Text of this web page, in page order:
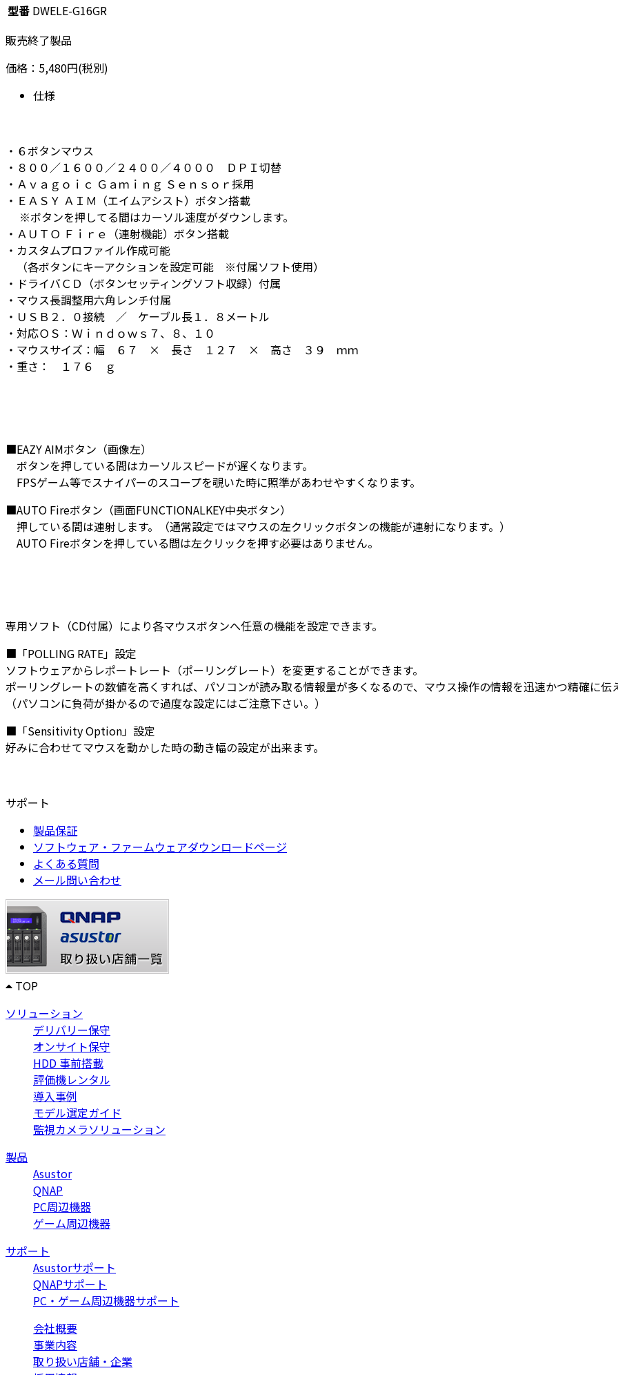
型番 DWELE-G16GR
販売終了製品
価格：5,480円(税別)
仕様
・６ボタンマウス
・８００／１６００／２４００／４０００ ＤＰＩ切替
・Ａｖａｇｏｉｃ Ｇａｍｉｎｇ Ｓｅｎｓｏｒ採用
・ＥＡＳＹ ＡＩＭ（エイムアシスト）ボタン搭載
※ボタンを押してる間はカーソル速度がダウンします。
・ＡＵＴＯ Ｆｉｒｅ（連射機能）ボタン搭載
・カスタムプロファイル作成可能
（各ボタンにキーアクションを設定可能 ※付属ソフト使用）
・ドライバＣＤ（ボタンセッティングソフト収録）付属
・マウス長調整用六角レンチ付属
・ＵＳＢ２．０接続 ／ ケーブル長１．８メートル
・対応ＯＳ：Ｗｉｎｄｏｗｓ７、８、１０
・マウスサイズ：幅 ６７ × 長さ １２７ × 高さ ３９ ｍｍ
・重さ： １７６ ｇ
■EAZY AIMボタン（画像左）
ボタンを押している間はカーソルスピードが遅くなります。
FPSゲーム等でスナイパーのスコープを覗いた時に照準があわせやすくなります。
■AUTO Fireボタン（画面FUNCTIONALKEY中央ボタン）
押している間は連射します。（通常設定ではマウスの左クリックボタンの機能が連射になります。）
AUTO Fireボタンを押している間は左クリックを押す必要はありません。
専用ソフト（CD付属）により各マウスボタンへ任意の機能を設定できます。
■「POLLING RATE」設定
ソフトウェアからレポートレート（ポーリングレート）を変更することができます。
ポーリングレートの数値を高くすれば、パソコンが読み取る情報量が多くなるので、マウス操作の情報を迅速かつ精確に伝
（パソコンに負荷が掛かるので過度な設定にはご注意下さい。）
■「Sensitivity Option」設定
好みに合わせてマウスを動かした時の動き幅の設定が出来ます。
サポート
製品保証
ソフトウェア・ファームウェアダウンロードページ
よくある質問
メール問い合わせ
TOP
ソリューション
デリバリー保守
オンサイト保守
HDD 事前搭載
評価機レンタル
導入事例
モデル選定ガイド
監視カメラソリューション
製品
Asustor
QNAP
PC周辺機器
ゲーム周辺機器
サポート
Asustorサポート
QNAPサポート
PC・ゲーム周辺機器サポート
会社概要
事業内容
取り扱い店舗・企業